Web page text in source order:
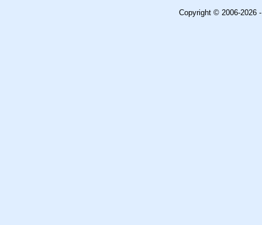
Copyright © 2006-